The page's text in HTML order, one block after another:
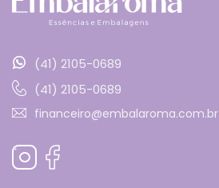
(41) 2105-0689
(41) 2105-0689
financeiro@embalaroma.com.br